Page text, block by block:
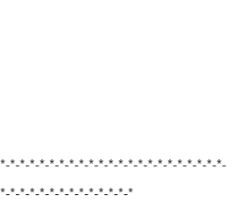
*-*-*-*-*-*-*-*-*-*-*-*-*-*-*-*-*-*-*-*-*-*-
*-*-*-*-*-*-*-*-*-*-*-*-*